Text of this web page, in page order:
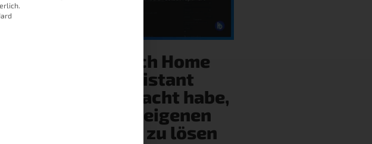
und
Wie ich Home
Assistant
beigebracht habe,
seine eigenen
Fehler zu lösen